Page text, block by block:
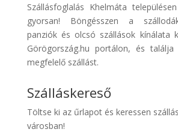
Discover
Cars
Transzfer
Kiwi
Taxi
Szállásfoglalás Khelmáta
gyorsan! Böngésszen a
panziók és olcsó szállások kínálata
Görögország.hu portálon, és
megfelelő szállást.
Szálláskereső
Töltse ki az űrlapot és keressen
városban!